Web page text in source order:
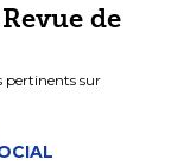
de
pertinents sur